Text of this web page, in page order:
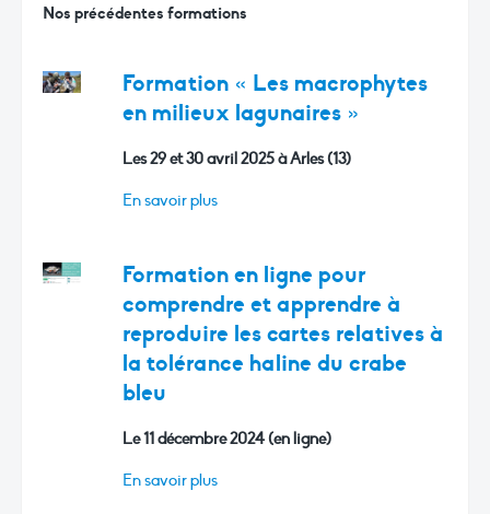
Nos précédentes formations
Formation « Les macrophytes
en milieux lagunaires »
Les 29 et 30 avril 2025 à Arles (13)
En savoir plus
Formation en ligne pour
comprendre et apprendre à
reproduire les cartes relatives à
la tolérance haline du crabe
bleu
Le 11 décembre 2024 (en ligne)
En savoir plus